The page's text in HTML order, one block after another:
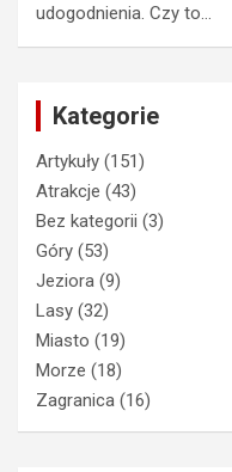
udogodnienia. Czy to…
Kategorie
Artykuły (151)
Atrakcje (43)
Bez kategorii (3)
Góry (53)
Jeziora (9)
Lasy (32)
Miasto (19)
Morze (18)
Zagranica (16)